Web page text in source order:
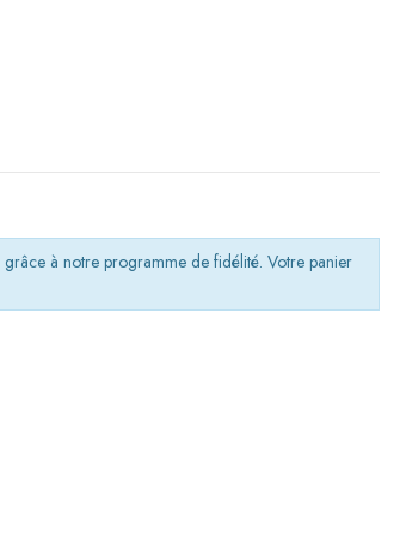
grâce à notre programme de fidélité. Votre panier